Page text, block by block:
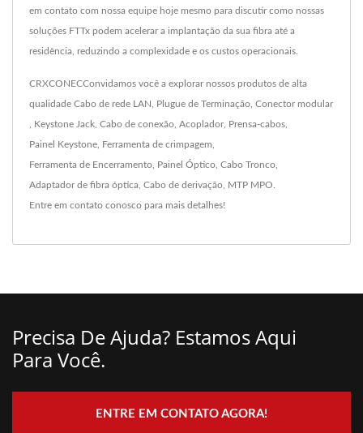
em contato com nossa equipe hoje mesmo para discutir como nossas
soluções FTTx podem acelerar a implantação da sua fibra até a
residência, reduzindo a complexidade e os custos operacionais.
CRXCONECConvidamos você a explorar nossos produtos de alta
qualidade Cabo de rede LAN , Plugue de Terminação, Conector modular
, Keystone Jack, Cabo de conexão, Acoplador, Prensa-cabos,
Painel Keystone, Ferramenta de crimpagem,
Ferramenta de Encerramento, Painel Óptico, Cabo Tronco,
Adaptador de fibra óptica, Cabo de derivação, MTP MPO.
Entre em contato conosco para mais detalhes!
Precisa De Ajuda? Estamos Aqui
Para Você.
ENTRE EM CONTATO AGORA!